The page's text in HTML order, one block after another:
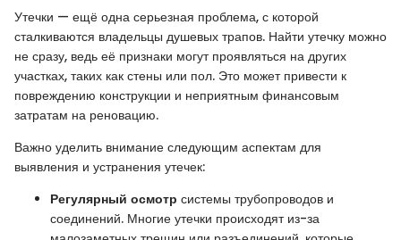
Утечки — ещё одна серьезная проблема, с которой
сталкиваются владельцы душевых трапов. Найти утечку можно
не сразу, ведь её признаки могут проявляться на других
участках, таких как стены или пол. Это может привести к
повреждению конструкции и неприятным финансовым
затратам на реновацию.
Важно уделить внимание следующим аспектам для
выявления и устранения утечек:
Регулярный осмотр системы трубопроводов и
соединений. Многие утечки происходят из-за